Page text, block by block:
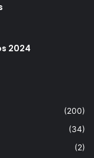
2024
(200)
(34)
(2)